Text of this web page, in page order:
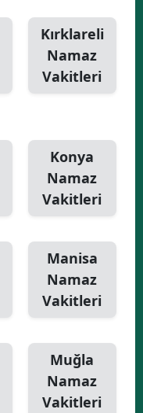
Kırklareli
Namaz
Vakitleri
Konya
Namaz
Vakitleri
Manisa
Namaz
Vakitleri
Muğla
Namaz
Vakitleri